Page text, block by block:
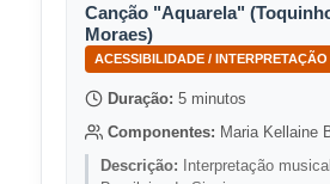
Canção "Aquarela"
Moraes)
ACESSIBILIDADE /
Duração: 5 minutos
Componentes: Maria Kellaine
Descrição: Interpretação